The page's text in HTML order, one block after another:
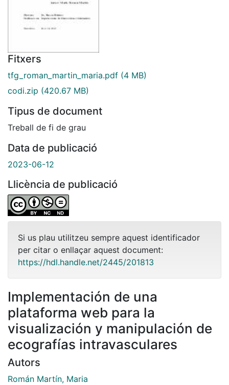
Fitxers
tfg_roman_martin_maria.pdf (4 MB)
codi.zip (420.67 MB)
Tipus de document
Treball de fi de grau
Data de publicació
2023-06-12
Llicència de publicació
Si us plau utilitzeu sempre aquest identificador
per citar o enllaçar aquest document:
https://hdl.handle.net/2445/201813
Implementación de una
plataforma web para la
visualización y manipulación de
ecografías intravasculares
Autors
Román Martín, Maria